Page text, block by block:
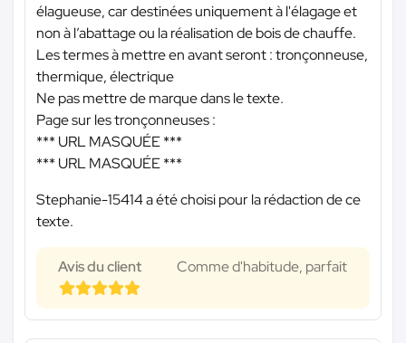
élagueuse, car destinées uniquement à l'élagage et
non à l’abattage ou la réalisation de bois de chauffe.
Les termes à mettre en avant seront : tronçonneuse,
thermique, électrique
Ne pas mettre de marque dans le texte.
Page sur les tronçonneuses :
*** URL MASQUÉE ***
*** URL MASQUÉE ***
Stephanie-15414 a été choisi pour la rédaction de ce
texte.
Avis du client Comme d'habitude, parfait